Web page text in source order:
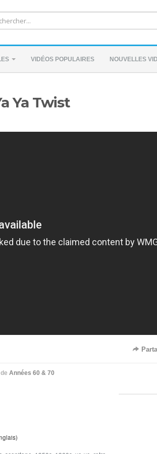
VIDÉOS POPULAIRES NOUVELLES
Ya Twist
de Années 60 & 70